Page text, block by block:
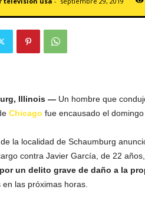
Illinois — Un hombre que
Chicago fue encausado el
la localidad de Schaumburg
contra Javier García, de 22
un delito grave de daño a la
las próximas horas.